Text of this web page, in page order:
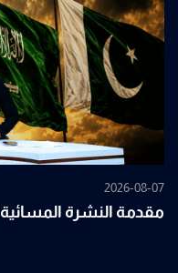
2026-08-07
مقدمة النشرة المسائية 07-08-2026